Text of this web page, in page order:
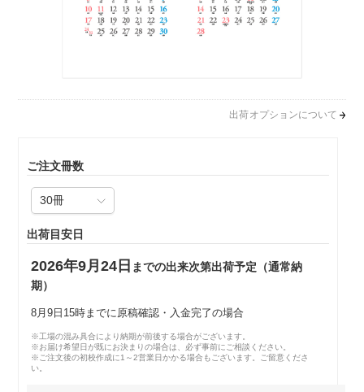
出荷オプションについて
ご注文冊数
出荷目安日
2026年9月24日 までの出来次第出荷予定（通常納
期）
8月9日15時までに原稿確認・入金完了の場合
※工場の混み具合により納期が前後する場合がございます。
※お届け希望日が既にお決まりの場合は、必ず事前にご相談ください。
※ご注文後の初校作成に1～2営業日かかる場合もございます。ご留意くださ
い。